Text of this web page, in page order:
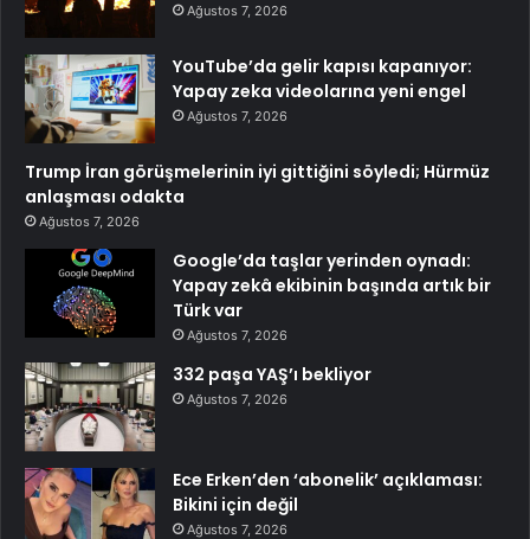
Ağustos 7, 2026
YouTube’da gelir kapısı kapanıyor:
Yapay zeka videolarına yeni engel
Ağustos 7, 2026
Trump İran görüşmelerinin iyi gittiğini söyledi; Hürmüz
anlaşması odakta
Ağustos 7, 2026
Google’da taşlar yerinden oynadı:
Yapay zekâ ekibinin başında artık bir
Türk var
Ağustos 7, 2026
332 paşa YAŞ’ı bekliyor
Ağustos 7, 2026
Ece Erken’den ‘abonelik’ açıklaması:
Bikini için değil
Ağustos 7, 2026